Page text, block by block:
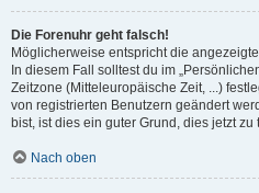
Die Forenuhr geht falsch!
Möglicherweise entspricht die
In diesem Fall solltest du im
Zeitzone (Mitteleuropäische Zeit, ...)
von registrierten Benutzern geändert
bist, ist dies ein guter Grund, dies jetzt zu
Nach oben